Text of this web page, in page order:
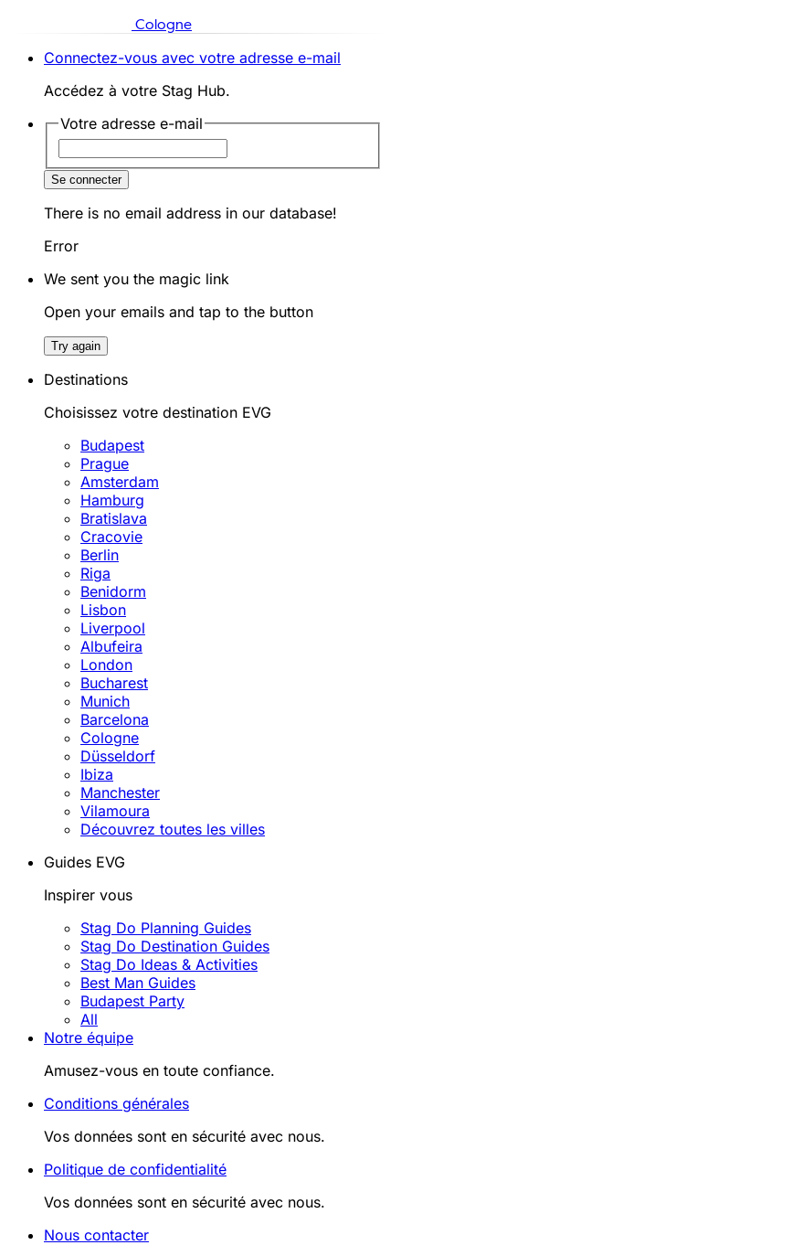
Cologne
Connectez-vous avec votre adresse e-mail
Accédez à votre Stag Hub.
Votre adresse e-mail
Se connecter
There is no email address in our database!
Error
We sent you the magic link
Open your emails and tap to the button
Try again
Destinations
Choisissez votre destination EVG
Budapest
Prague
Amsterdam
Hamburg
Bratislava
Cracovie
Berlin
Riga
Benidorm
Lisbon
Liverpool
Albufeira
London
Bucharest
Munich
Barcelona
Cologne
Düsseldorf
Ibiza
Manchester
Vilamoura
Découvrez toutes les villes
Guides EVG
Inspirer vous
Stag Do Planning Guides
Stag Do Destination Guides
Stag Do Ideas & Activities
Best Man Guides
Budapest Party
All
Notre équipe
Amusez-vous en toute confiance.
Conditions générales
Vos données sont en sécurité avec nous.
Politique de confidentialité
Vos données sont en sécurité avec nous.
Nous contacter